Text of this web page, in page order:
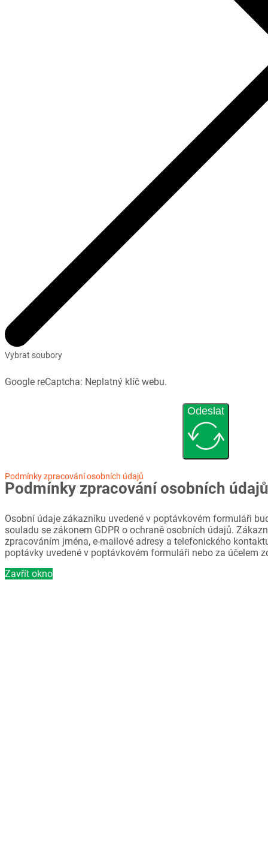
Vybrat soubory
Google reCaptcha: Neplatný klíč webu.
Odeslat
Podmínky zpracování osobních údajů
Podmínky zpracování osobních údajů
Osobní údaje zákazníku uvedené v poptávkovém formuláři
souladu se zákonem GDPR o ochraně osobních údajů.
zpracováním jména, e-mailové adresy a telefonického
poptávky uvedené v poptávkovém formuláři nebo za účelem
Zavřít okno